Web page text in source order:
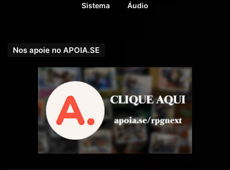
Sistema Áudio
Nos apoie no APOIA.SE